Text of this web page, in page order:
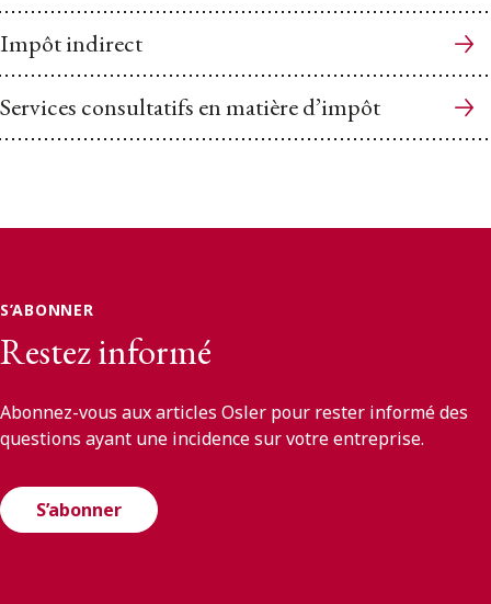
Impôt indirect
Services consultatifs en matière d’impôt
S’ABONNER
Restez informé
Abonnez-vous aux articles Osler pour rester informé des
questions ayant une incidence sur votre entreprise.
S’abonner